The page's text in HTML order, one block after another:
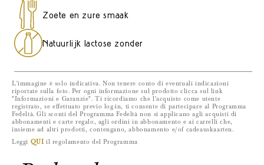
Zoete en zure smaak
Natuurlijk lactose zonder
L'immagine è solo indicativa. Non tenere conto di eventuali indicazioni
riportate sulla foto. Per ogni informazione sul prodotto clicca sul link
"Informazioni e Garanzie". Ti ricordiamo che l'acquisto come utente
registrato, se effettuato previo log-in, ti consente di partecipare al Programma
Fedeltà. Gli sconti del Programma Fedeltà non si applicano agli acquisti di
abbonamenti e carte regalo, agli ordini in abbonamento e ai carrelli che,
insieme ad altri prodotti, contengano, abbonamento e/of cadeauskaarten.
Leggi QUI il regolamento del Programma